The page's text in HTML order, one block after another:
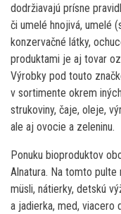
dodržiavajú prísne
či umelé hnojivá, umelé
konzervačné látky,
produktami je aj tovar
Výrobky pod touto
v sortimente okrem
strukoviny, čaje, oleje,
ale aj ovocie a zeleninu.
Ponuku bioproduktov
Alnatura. Na tomto pulte
müsli, nátierky, detskú
a jadierka, med, viacero